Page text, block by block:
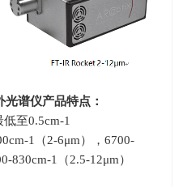
谱仪产品特点：
低至0.5cm-1
1 （2-6μm），6700-
830cm-1 （2.5-12μm）